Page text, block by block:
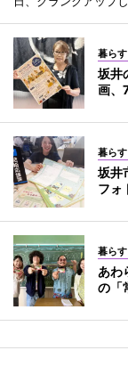
暮ら
坂井
画、
暮ら
坂井
フォ
暮ら
あわ
の「